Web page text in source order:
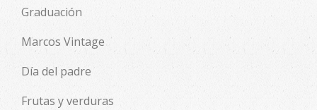
Graduación
Marcos Vintage
Día del padre
Frutas y verduras